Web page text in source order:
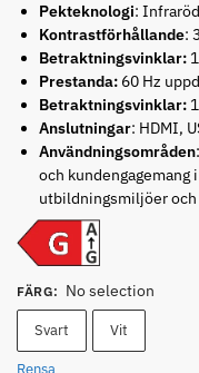
Pekteknologi:
Kontrastförhållande:
Betraktningsvinklar:
Prestanda: 60 Hz
Betraktningsvinklar:
Anslutningar: HDMI,
Användningsområden
och
utbildningsmiljöer
FÄRG: No selection
Svart Vit
Rensa